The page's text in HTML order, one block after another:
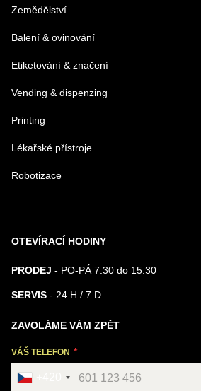
Zemědělství
Balení & ovinování
Etiketování & značení
Vending & dispenzing
Printing
Lékařské přístroje
Robotizace
OTEVÍRACÍ HODINY
PRODEJ - PO-PÁ 7:30 do 15:30
SERVIS - 24 H / 7 D
ZAVOLÁME VÁM ZPĚT
VÁŠ TELEFON